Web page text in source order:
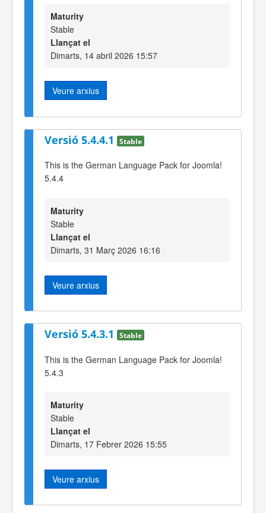
Maturity
Stable
Llançat el
Dimarts, 14 abril 2026 15:57
Veure arxius
Versió 5.4.4.1 Stable
This is the German Language Pack for Joomla!
5.4.4
Maturity
Stable
Llançat el
Dimarts, 31 Març 2026 16:16
Veure arxius
Versió 5.4.3.1 Stable
This is the German Language Pack for Joomla!
5.4.3
Maturity
Stable
Llançat el
Dimarts, 17 Febrer 2026 15:55
Veure arxius